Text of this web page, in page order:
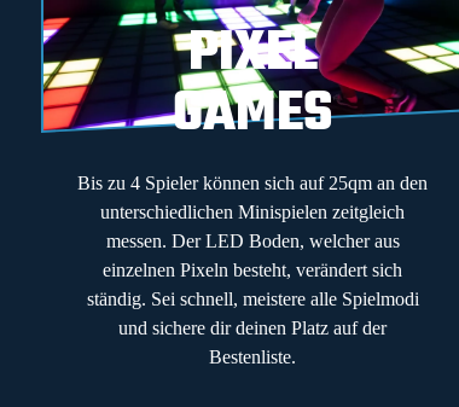
PIXEL
GAMES
Bis zu 4 Spieler können sich auf 25qm an den
unterschiedlichen Minispielen zeitgleich
messen. Der LED Boden, welcher aus
einzelnen Pixeln besteht, verändert sich
ständig. Sei schnell, meistere alle Spielmodi
und sichere dir deinen Platz auf der
Bestenliste.